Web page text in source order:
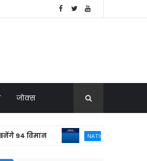
जोक्स
NATIONAL NEWS